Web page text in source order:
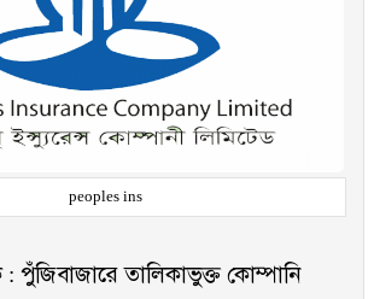
peoples ins
: পুঁজিবাজারে তালিকাভুক্ত কোম্পানি